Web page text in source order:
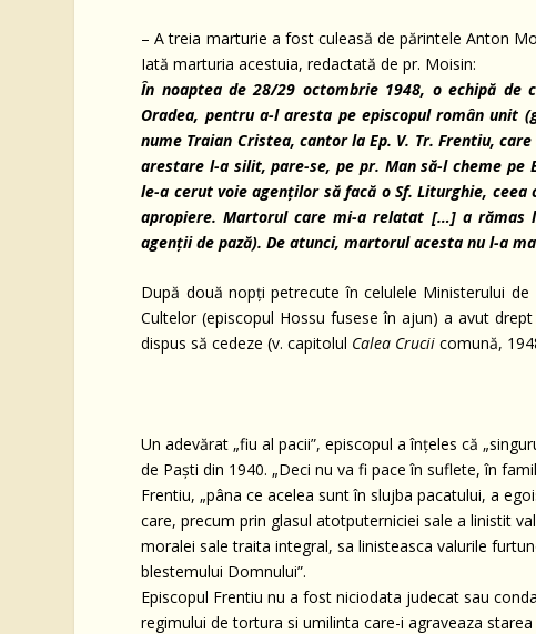
– A treia marturie a fost culeasă de părintele Anton
Iată marturia acestuia, redactată de pr. Moisin:
În noaptea de 28/29 octombrie 1948, o echipă de
Oradea, pentru a-l aresta pe episcopul român unit
nume Traian Cristea, cantor la Ep. V. Tr. Frentiu,
arestare l-a silit, pare-se, pe pr. Man să-l cheme pe
le-a cerut voie agenților săfacă o Sf. Liturghie, ceea
apropiere. Martorul care mi-a relatat […] a rămas
agenții de pază). De atunci, martorul acesta nu l-a
După două nopți petrecute în celulele Ministerului
Cultelor (episcopul Hossu fusese în ajun) a avut
dispus să cedeze (v. capitolul Calea Crucii comună,
Un adevărat „fiu al pacii”, episcopul a înțeles că
de Paști din 1940. „Deci nu va fi pace în suflete, în
Frentiu, „pâna ce acelea sunt în slujba pacatului, a
care, precum prin glasul atotputerniciei sale a linistit
moralei sale traita integral, sa linisteasca valurile
blestemului Domnului”.
Episcopul Frentiu nu a fost niciodata judecat sau
regimului de tortura si umilinta care-i agraveaza